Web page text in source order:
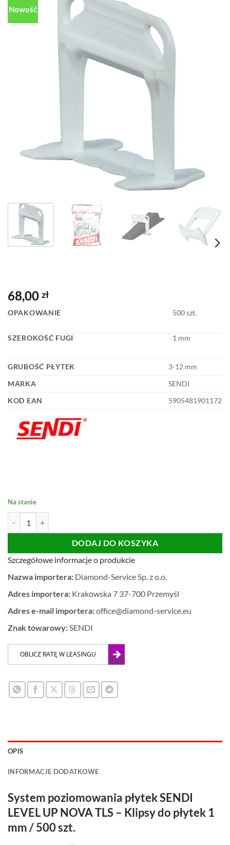
Nowość
68,00 zł
OPAKOWANIE 500 szt.
SZEROKOŚĆ FUGI 1 mm
GRUBOŚĆ PŁYTEK
3-12 mm
MARKA
SENDI
KOD EAN
5905481901172
Na stanie
DODAJ DO KOSZYKA
Szczegółowe informacje o produkcie
Nazwa importera: Diamond-Service Sp. z o.o.
Adres importera: Krakowska 7 37-700 Przemyśl
Adres e-mail importera:office@diamond-service.eu
Znak towarowy: SENDI
OPIS
INFORMACJE DODATKOWE
System poziomowania płytek SENDI
LEVEL UP NOVA TLS – Klipsy do płytek 1
mm / 500 szt.